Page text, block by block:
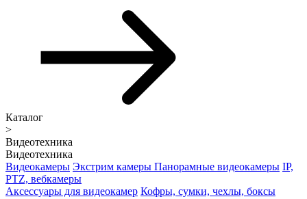
Каталог
>
Видеотехника
Видеотехника
Видеокамеры Экстрим камеры Панорамные видеокамеры IP,
PTZ, вебкамеры
Аксессуары для видеокамер Кофры, сумки, чехлы, боксы